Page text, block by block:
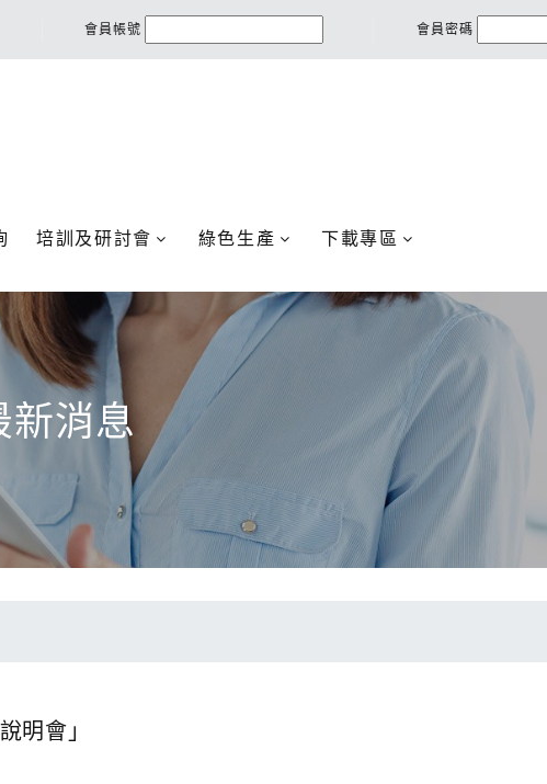
會員帳號 會員密碼
培訓及研討會 綠色生產 下載專區
新消息
明會」